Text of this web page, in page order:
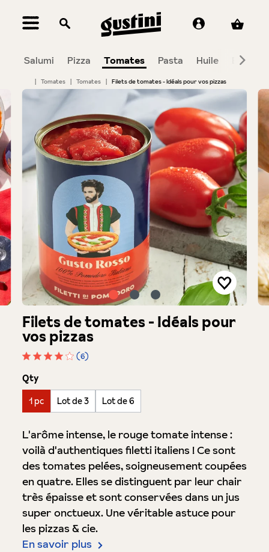
principal
Salumi Pizza Tomates Pasta Huile
| Tomates | Tomates | Filets de tomates - Idéals pour vos pizzas
Bildergalerie überspringen
Filets de tomates - Idéals pour
vos pizzas
(6)
L'arôme intense, le rouge tomate intense :
voilà d'authentiques filetti italiens ! Ce sont
des tomates pelées, soigneusement coupées
en quatre. Elles se distinguent par leur chair
très épaisse et sont conservées dans un jus
super onctueux. Une véritable astuce pour
les pizzas & cie.
En savoir plus
Qtyauswählen
1 pc
Lot de 3 Lot de 6